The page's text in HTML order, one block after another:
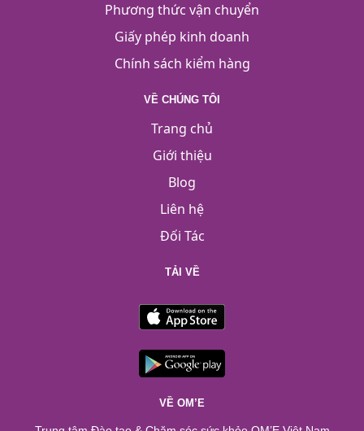
Phương thức vận chuyển
Giấy phép kinh doanh
Chính sách kiểm hàng
VỀ CHÚNG TÔI
Trang chủ
Giới thiệu
Blog
Liên hệ
Đối Tác
TẢI VỀ
VỀ OM’E